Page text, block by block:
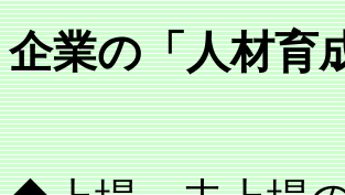
企業の「人材育